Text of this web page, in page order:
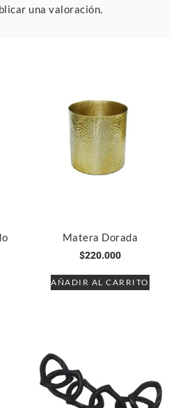
Matera Dorada
$220.000
AÑADIR AL CARRITO
una valoración.